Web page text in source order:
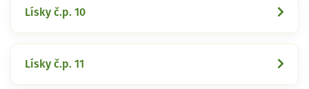
Lísky č.p. 10
Lísky č.p. 11